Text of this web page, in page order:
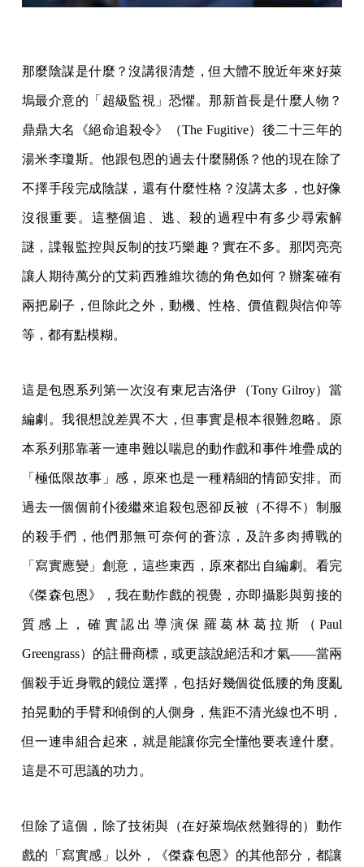
那麼陰謀是什麼？沒講很清楚，但大體不脫近年來好萊
塢最介意的「超級監視」恐懼。那新首長是什麼人物？
鼎鼎大名《絕命追殺令》（The Fugitive）後二十三年的
湯米李瓊斯。他跟包恩的過去什麼關係？他的現在除了
不擇手段完成陰謀，還有什麼性格？沒講太多，也好像
沒很重要。這整個追、逃、殺的過程中有多少尋索解
謎，諜報監控與反制的技巧樂趣？實在不多。那閃亮亮
讓人期待萬分的艾莉西雅維坎德的角色如何？辦案確有
兩把刷子，但除此之外，動機、性格、價值觀與信仰等
等，都有點模糊。
這是包恩系列第一次沒有東尼吉洛伊（Tony Gilroy）當
編劇。我很想說差異不大，但事實是根本很難忽略。原
本系列那靠著一連串難以喘息的動作戲和事件堆疊成的
「極低限故事」感，原來也是一種精細的情節安排。而
過去一個個前仆後繼來追殺包恩卻反被（不得不）制服
的殺手們，他們那無可奈何的蒼涼，及許多肉搏戰的
「寫實應變」創意，這些東西，原來都出自編劇。看完
《傑森包恩》，我在動作戲的視覺，亦即攝影與剪接的
質感上，確實認出導演保羅葛林葛拉斯（Paul
Greengrass）的註冊商標，或更該說絕活和才氣——當兩
個殺手近身戰的鏡位選擇，包括好幾個從低腰的角度亂
拍晃動的手臂和傾倒的人側身，焦距不清光線也不明，
但一連串組合起來，就是能讓你完全懂他要表達什麼。
這是不可思議的功力。
但除了這個，除了技術與（在好萊塢依然難得的）動作
戲的「寫實感」以外，《傑森包恩》的其他部分，都讓